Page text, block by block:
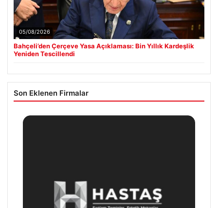
05/08/2026
Bahçeli’den Çerçeve Yasa Açıklaması: Bin Yıllık Kardeşlik
Yeniden Tescillendi
Son Eklenen Firmalar